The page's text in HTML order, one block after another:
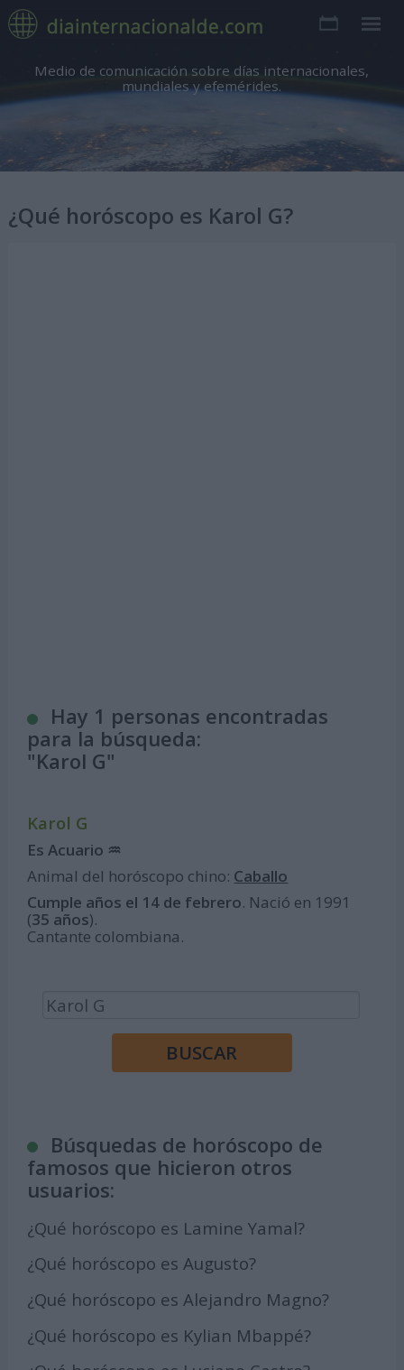
Medio de comunicación sobre días internacionales,
mundiales y efemérides.
¿Qué horóscopo es Karol G?
Hay 1 personas encontradas
para la búsqueda:
"Karol G"
Karol G
Es Acuario ♒
Animal del horóscopo chino: Caballo
Cumple años el 14 de febrero. Nació en 1991
(35 años).
Cantante colombiana.
Búsquedas de horóscopo de
famosos que hicieron otros
usuarios:
¿Qué horóscopo es Lamine Yamal?
¿Qué horóscopo es Augusto?
¿Qué horóscopo es Alejandro Magno?
¿Qué horóscopo es Kylian Mbappé?